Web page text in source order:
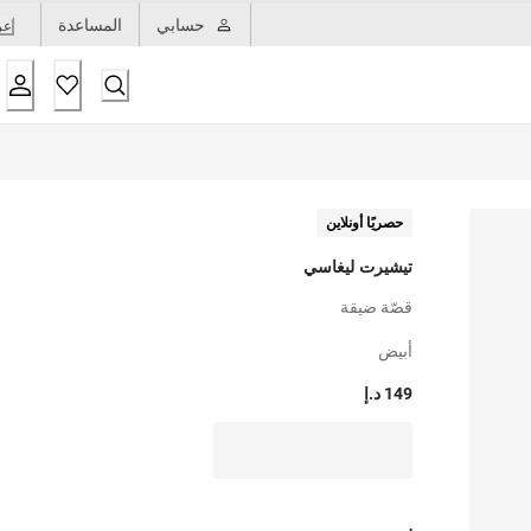
حسابي المساعدة
حصريًا أونلاين
تيشيرت ليغاسي
قصّة ضيقة
أبيض
149 د.إ